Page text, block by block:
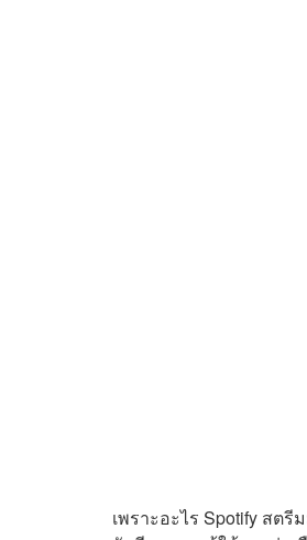
เพราะอะไร Spotify สต